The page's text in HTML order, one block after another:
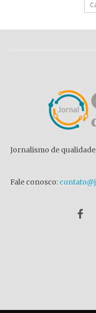
Jornalismo de
Fale conosco: